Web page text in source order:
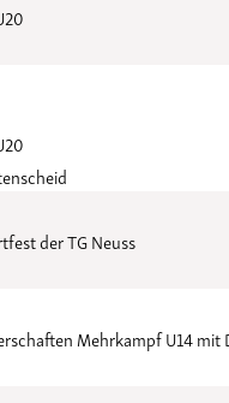
der TG Neuss
Mehrkampf U14 mit